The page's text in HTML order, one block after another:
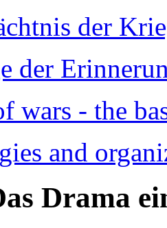
der
der
wars - the
and
Drama